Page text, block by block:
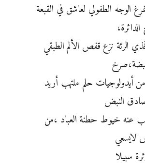
الوجه الطفولي لعاشق في القبعة
الرئة نزع قفص الألم الطبقي
أيدولوجيات حلم ملتهب أريد
النبض
عنه خيوط حطنة العباد ،من
لايسعي
سبيلا